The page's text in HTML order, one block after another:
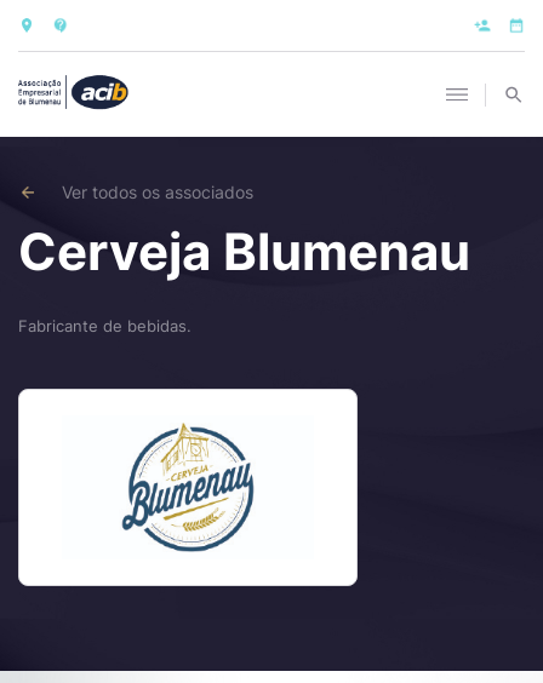
Ver todos os associados
Cerveja Blumenau
Fabricante de bebidas.